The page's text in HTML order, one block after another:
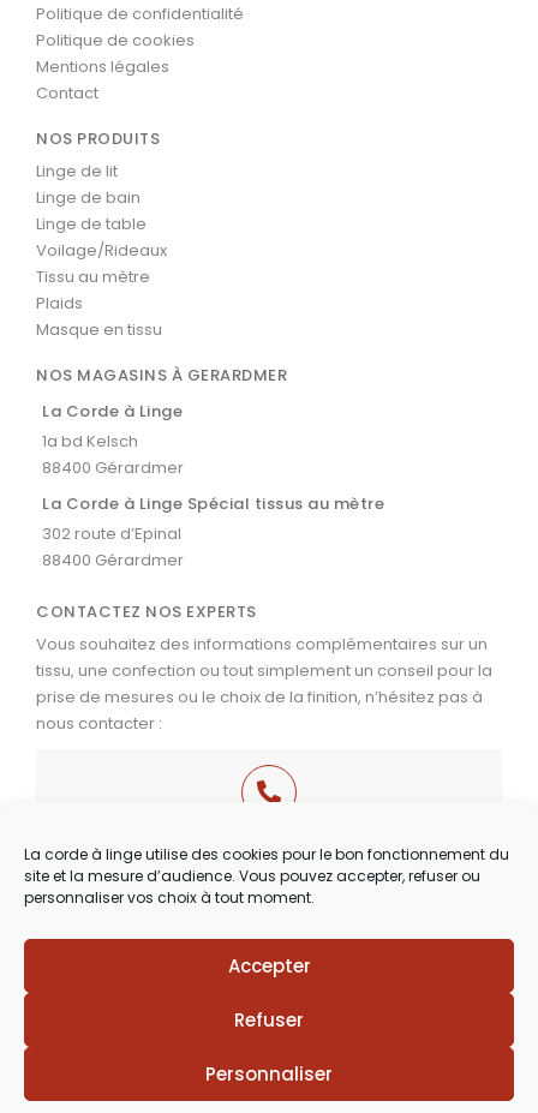
La corde à linge utilise des cookies pour le bon fonctionnement du
site et la mesure d’audience. Vous pouvez accepter, refuser ou
personnaliser vos choix à tout moment.
Accepter
Refuser
Personnaliser
Politique de confidentialité
Politique de cookies
Mentions légales
Contact
NOS PRODUITS
Linge de lit
Linge de bain
Linge de table
Voilage/Rideaux
Tissu au mètre
Plaids
Masque en tissu
NOS MAGASINS À GERARDMER
La Corde à Linge
1a bd Kelsch
88400 Gérardmer
La Corde à Linge Spécial tissus au mètre
302 route d’Epinal
88400 Gérardmer
CONTACTEZ NOS EXPERTS
Vous souhaitez des informations complémentaires sur un
tissu, une confection ou tout simplement un conseil pour la
prise de mesures ou le choix de la finition, n’hésitez pas à
nous contacter :
03 29 60 49 17
Du Mardi au Samedi
de 9h30 à 12h00 & de 14h00 à 18h30
Lézards